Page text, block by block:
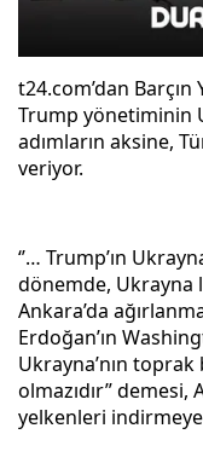
t24.com’dan Barçın
Trump yönetiminin
adımların aksine,
veriyor.
‘’… Trump’ın
dönemde, Ukrayna
Ankara’da
Erdoğan’ın
Ukrayna’nın
olmazıdır” demesi,
yelkenleri indirmeye